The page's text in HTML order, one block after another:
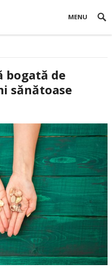
MENU
bogată de
sănătoase